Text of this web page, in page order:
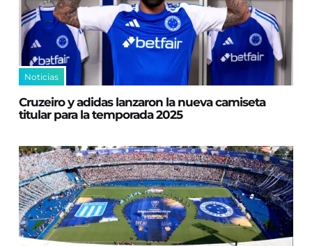
Noticias
Cruzeiro y adidas lanzaron la nueva camiseta
titular para la temporada 2025